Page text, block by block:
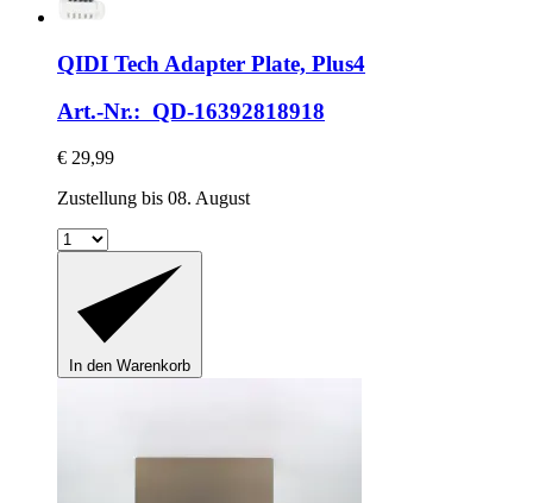
QIDI Tech Adapter Plate, Plus4
Art.-Nr.: QD-16392818918
€ 29,99
Zustellung bis 08. August
In den Warenkorb